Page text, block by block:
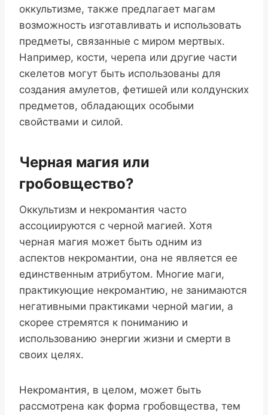
оккультизме, также предлагает магам
возможность изготавливать и использовать
предметы, связанные с миром мертвых.
Например, кости, черепа или другие части
скелетов могут быть использованы для
создания амулетов, фетишей или колдунских
предметов, обладающих особыми
свойствами и силой.
Черная магия или
гробовщество?
Оккультизм и некромантия часто
ассоциируются с черной магией. Хотя
черная магия может быть одним из
аспектов некромантии, она не является ее
единственным атрибутом. Многие маги,
практикующие некромантию, не занимаются
негативными практиками черной магии, а
скорее стремятся к пониманию и
использованию энергии жизни и смерти в
своих целях.
Некромантия, в целом, может быть
рассмотрена как форма гробовщества, тем